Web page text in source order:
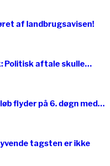
af landbrugsavisen!
Politisk aftale skulle…
flyder på 6. døgn med…
tagsten er ikke